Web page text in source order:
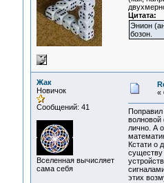
Цитата:
Энион
бозон.
Жак
Новичок
Сообщений: 41
Вселенная вычисляет
сама себя
«
волновой
лично. А
Кстати о
существу
этих